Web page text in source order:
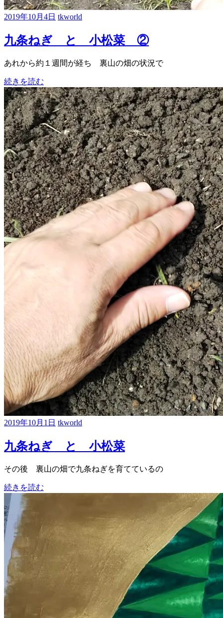
2019年10月4日 tkworld
九条ねぎ と 小松菜 ②
あれから約１週間が経ち 裏山の畑の状況で
続きを読む
2019年10月1日 tkworld
九条ねぎ と 小松菜
その後 裏山の畑で九条ねぎを育てているの
続きを読む